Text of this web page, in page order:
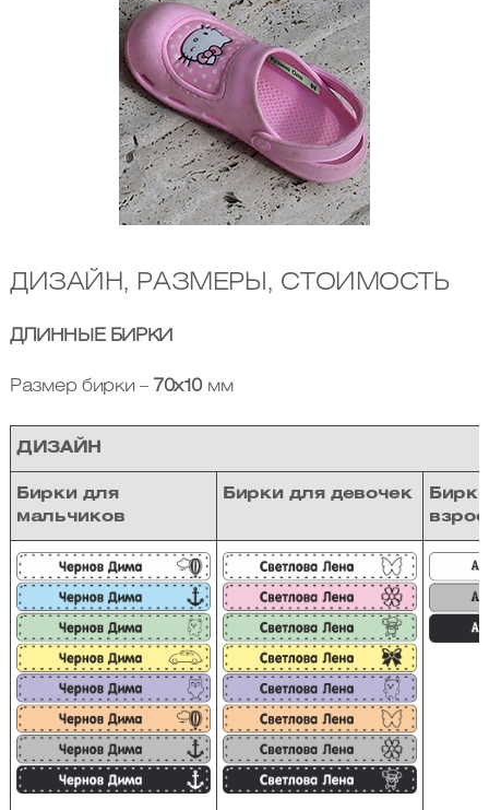
ДИЗАЙН, РАЗМЕРЫ, СТОИМОСТЬ
ДЛИННЫЕ БИРКИ
Размер бирки – 70х10 мм
ДИЗАЙН
Бирки для
мальчиков
Бирки для девочек